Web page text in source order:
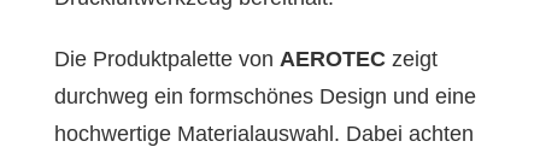
Die Produktpalette von AEROTEC zeigt
durchweg ein formschönes Design und eine
hochwertige Materialauswahl. Dabei achten